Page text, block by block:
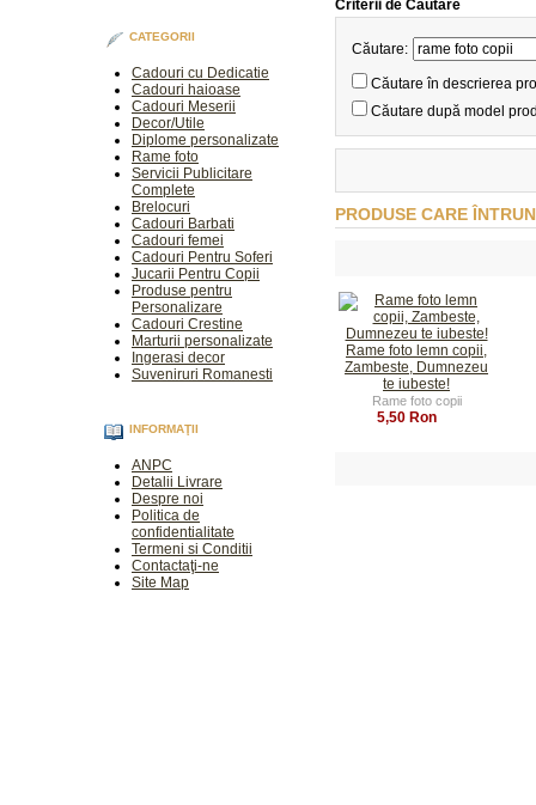
CATEGORII
Cadouri cu Dedicatie
Cadouri haioase
Cadouri Meserii
Decor/Utile
Diplome personalizate
Rame foto
Servicii Publicitare
Complete
Brelocuri
Cadouri Barbati
Cadouri femei
Cadouri Pentru Soferi
Jucarii Pentru Copii
Produse pentru
Personalizare
Cadouri Crestine
Marturii personalizate
Ingerasi decor
Suveniruri Romanesti
INFORMAŢII
ANPC
Detalii Livrare
Despre noi
Politica de
confidentialitate
Termeni si Conditii
Contactaţi-ne
Site Map
Criterii de Căutare
Căutare:
Căutare în descrierea
Căutare după model
PRODUSE CARE
Rame foto lemn copii,
Zambeste, Dumnezeu
te iubeste!
Rame foto copii
5,50 Ron